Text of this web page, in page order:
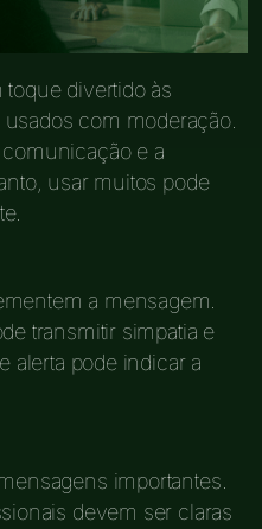
divertido às
com moderação.
e a
usar muitos pode
a mensagem.
transmitir simpatia e
alerta pode indicar a
importantes.
devem ser claras